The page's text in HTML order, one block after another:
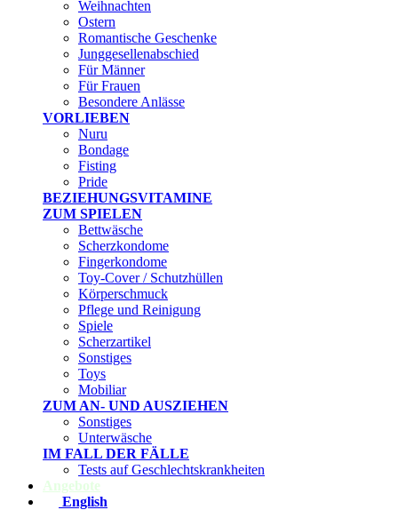
Weihnachten
Ostern
Romantische Geschenke
Junggesellenabschied
Für Männer
Für Frauen
Besondere Anlässe
VORLIEBEN
Nuru
Bondage
Fisting
Pride
BEZIEHUNGSVITAMINE
ZUM SPIELEN
Bettwäsche
Scherzkondome
Fingerkondome
Toy-Cover / Schutzhüllen
Körperschmuck
Pflege und Reinigung
Spiele
Scherzartikel
Sonstiges
Toys
Mobiliar
ZUM AN- UND AUSZIEHEN
Sonstiges
Unterwäsche
IM FALL DER FÄLLE
Tests auf Geschlechtskrankheiten
Angebote
English